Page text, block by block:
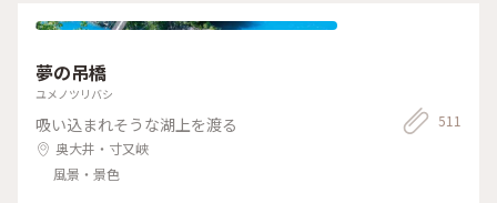
夢の吊橋
ユメノツリバシ
吸い込まれそうな湖上を渡る
奥大井・寸又峡
風景・景色
511